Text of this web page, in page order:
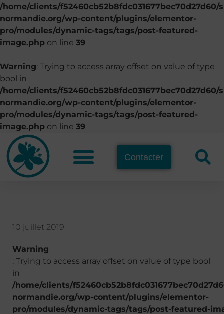
/home/clients/f52460cb52b8fdc031677bec70d27d60/
normandie.org/wp-content/plugins/elementor-
pro/modules/dynamic-tags/tags/post-featured-
image.php on line 39
Warning: Trying to access array offset on value of type
bool in
/home/clients/f52460cb52b8fdc031677bec70d27d60/
normandie.org/wp-content/plugins/elementor-
pro/modules/dynamic-tags/tags/post-featured-
image.php on line 39
Contacter
10 juillet 2019
Warning
: Trying to access array offset on value of type bool
in
/home/clients/
normandie.org/wp-content/plugins/elementor-
pro/modules/dynamic-tags/tags/post-featured-